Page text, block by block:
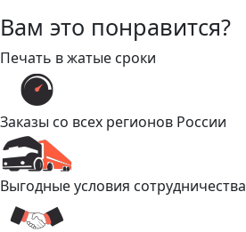
Вам это понравится?
Печать в жатые сроки
Заказы со всех регионов России
Выгодные условия сотрудничества